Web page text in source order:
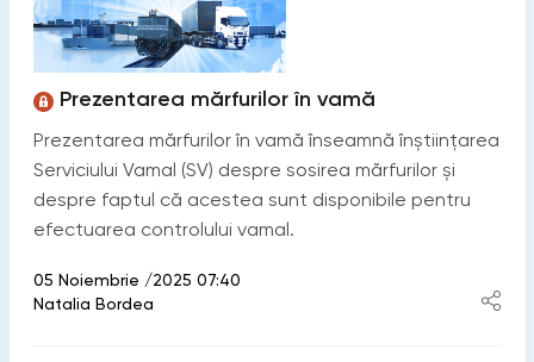
Prezentarea mărfurilor în vamă
Prezentarea mărfurilor în vamă înseamnă înștiințarea
Serviciului Vamal (SV) despre sosirea mărfurilor și
despre faptul că acestea sunt disponibile pentru
efectuarea controlului vamal.
05 Noiembrie /2025 07:40
Natalia Bordea